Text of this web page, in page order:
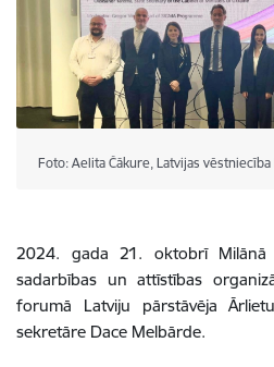
Foto: Aelita Čākure, Latvijas vēstniecība
2024. gada 21. oktobrī Milānā
sadarbības un attīstības
forumā Latviju pārstāvēja
sekretāre Dace Melbārde.